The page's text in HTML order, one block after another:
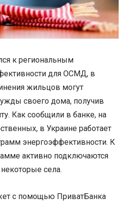
к региональным
для ОСМД, в
жильцов могут
своего дома, получив
Как сообщили в банке, на
в Украине работает
энергоэффективности. К
активно подключаются
села.
с помощью ПриватБанка